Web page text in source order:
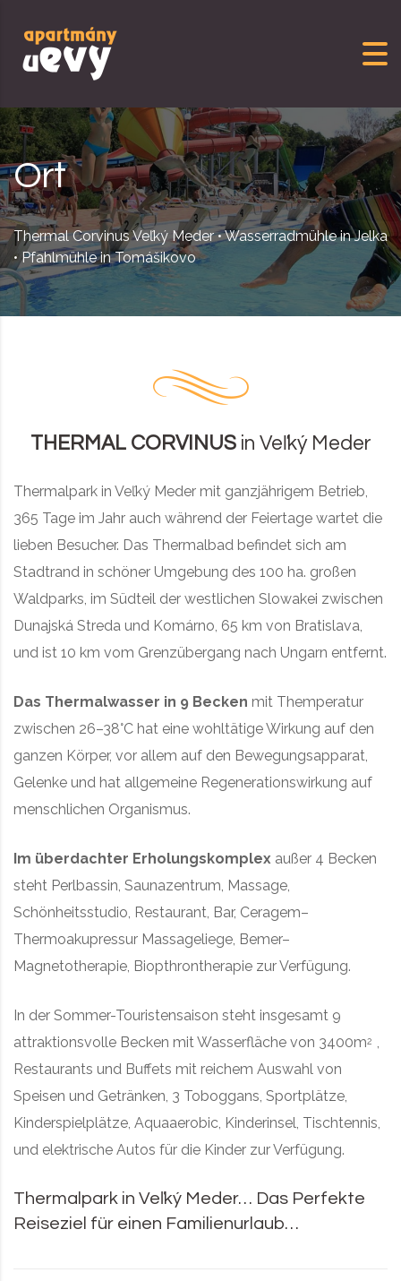
Ort
Thermal Corvinus Veľký Meder • Wasserradmühle in Jelka
• Pfahlmühle in Tomášikovo
THERMAL CORVINUSin Veľký Meder
Thermalpark in Veľký Meder mit ganzjährigem Betrieb,
365 Tage im Jahr auch während der Feiertage wartet die
lieben Besucher. Das Thermalbad befindet sich am
Stadtrand in schöner Umgebung des 100 ha. großen
Waldparks, im Südteil der westlichen Slowakei zwischen
Dunajská Streda und Komárno, 65 km von Bratislava,
und ist 10 km vom Grenzübergang nach Ungarn entfernt.
Das Thermalwasser in 9 Becken mit Themperatur
zwischen 26–38°C hat eine wohltätige Wirkung auf den
ganzen Körper, vor allem auf den Bewegungsapparat,
Gelenke und hat allgemeine Regenerationswirkung auf
menschlichen Organismus.
Im überdachter Erholungskomplex außer 4 Becken
steht Perlbassin, Saunazentrum, Massage,
Schönheitsstudio, Restaurant, Bar, Ceragem–
Thermoakupressur Massageliege, Bemer–
Magnetotherapie, Biopthrontherapie zur Verfügung.
In der Sommer-Touristensaison steht insgesamt 9
attraktionsvolle Becken mit Wasserfläche von 3400m2 ,
Restaurants und Buffets mit reichem Auswahl von
Speisen und Getränken, 3 Toboggans, Sportplätze,
Kinderspielplätze, Aquaaerobic, Kinderinsel, Tischtennis,
und elektrische Autos für die Kinder zur Verfügung.
Thermalpark in Veľký Meder… Das Perfekte
Reiseziel für einen Familienurlaub…